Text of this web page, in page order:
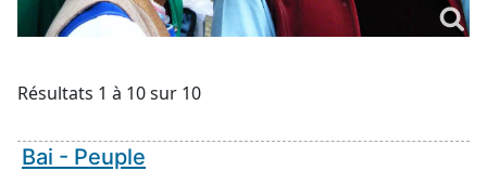
Résultats 1 à 10 sur 10
Bai - Peuple